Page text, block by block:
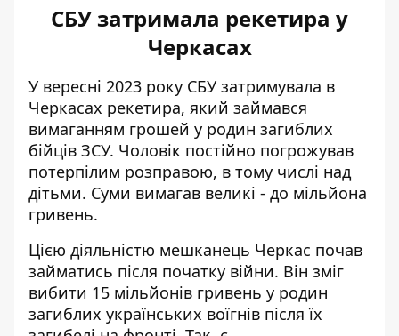
СБУ затримала рекетира у
Черкасах
У вересні 2023 року СБУ затримувала в
Черкасах рекетира, який займався
вимаганням грошей у родин загиблих
бійців ЗСУ. Чоловік постійно погрожував
потерпілим розправою, в тому числі над
дітьми. Суми вимагав великі - до мільйона
гривень.
Цією діяльністю мешканець Черкас почав
займатись після початку війни. Він зміг
вибити 15 мільйонів гривень у родин
загиблих українських воїгнів після їх